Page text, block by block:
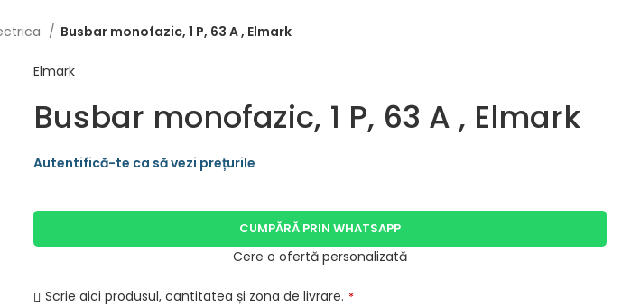
Busbar monofazic, 1 P, 63 A , Elmark
Elmark
Busbar monofazic, 1 P, 63 A , Elmark
CUMPĂRĂ PRIN WHATSAPP
Cere o ofertă personalizată
Scrie aici produsul, cantitatea și zona de livrare. *